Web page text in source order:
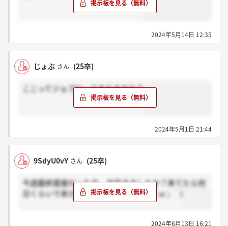
2024年5月14日 12:35
じょぶ さん (25卒)
ここってジョブローテありますか？
2024年5月1日 21:44
9SdyU0vY さん (25卒)
今週最終面接だった方、内定きましたか？来てたら何
日くらいで来たか教えて欲しいです(´；ω；｀)
2024年6月13日 16:21